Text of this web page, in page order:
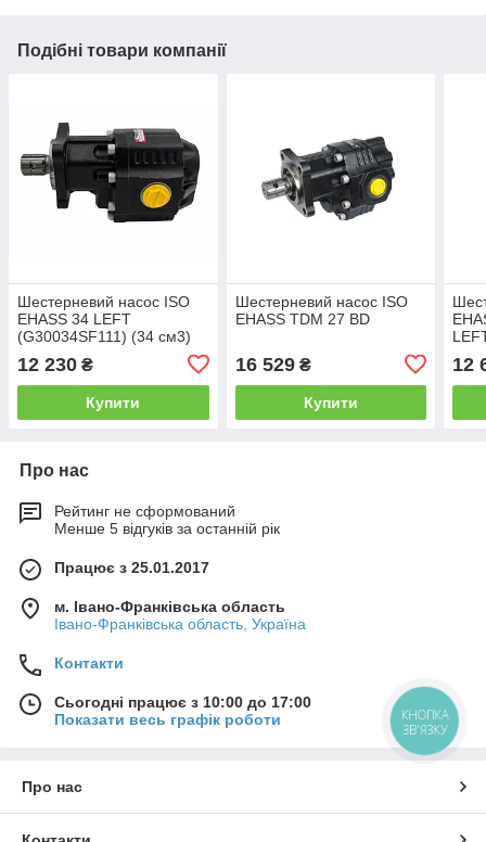
Подібні товари компанії
Шестерневий насос ISO
EHASS 34 LEFT
(G30034SF111) (34 см3)
12 230 ₴
Купити
Шестерневий насос ISO
EHASS TDM 27 BD
16 529₴
Купити
12
Про нас
Рейтинг не сформований
Менше 5 відгуків за останній рік
Працює з 25.01.2017
м. Івано-Франківська область
Івано-Франківська область, Україна
Контакти
Сьогодні працює з 10:00 до 17:00
Показати весь графік роботи
Про нас
КНОПКА
ЗВ'ЯЗКУ